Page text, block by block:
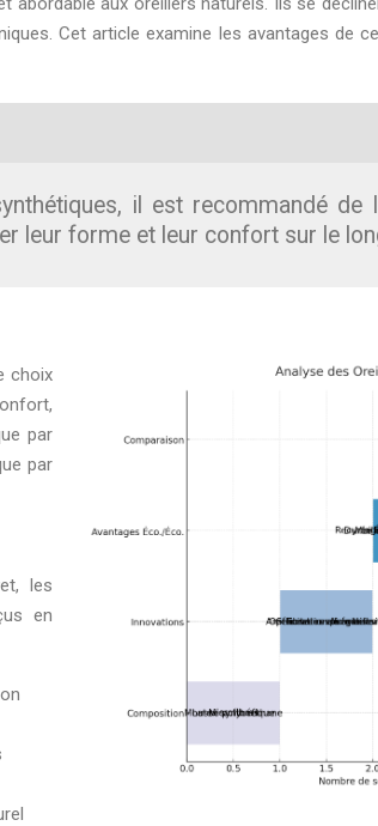
Cet article examine les avantages de
il est recommandé de
leur forme et leur confort sur le
choix
par
par
les
en